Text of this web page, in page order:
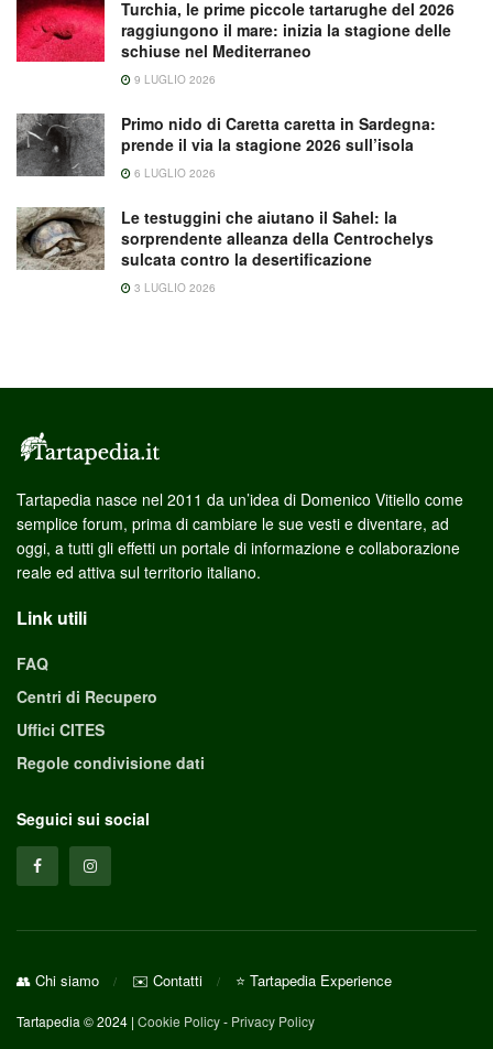
Turchia, le prime piccole tartarughe del 2026
raggiungono il mare: inizia la stagione delle
schiuse nel Mediterraneo
9 LUGLIO 2026
Primo nido di Caretta caretta in Sardegna:
prende il via la stagione 2026 sull’isola
6 LUGLIO 2026
Le testuggini che aiutano il Sahel: la
sorprendente alleanza della Centrochelys
sulcata contro la desertificazione
3 LUGLIO 2026
Tartapedia nasce nel 2011 da un’idea di Domenico Vitiello come
semplice forum, prima di cambiare le sue vesti e diventare, ad
oggi, a tutti gli effetti un portale di informazione e collaborazione
reale ed attiva sul territorio italiano.
Link utili
FAQ
Centri di Recupero
Uffici CITES
Regole condivisione dati
Seguici sui social
👥 Chi siamo ✉️ Contatti ⭐ Tartapedia Experience
Tartapedia © 2024 | Cookie Policy- Privacy Policy